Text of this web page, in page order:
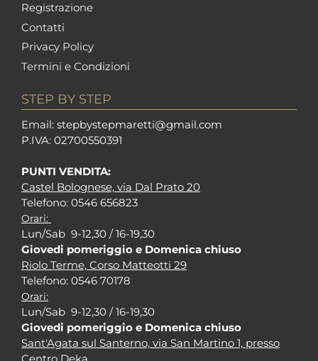
Registrazione
Contatti
Privacy Policy
Termini e Condizioni
STEP BY STEP
Email: stepbystepmaretti@gmail.com
P.IVA: 02700550391
PUNTI VENDITA:
Castel Bolognese, via Dal Prato 20
Telefono: 0546 656823
Orari:
Lun/Sab 9-12,30 / 16-19,30
Giovedi pomeriggio e Domenica chiuso
Riolo Terme, Corso Matteotti 29
Telefono: 0546 70178
Orari:
Lun/Sab 9-12,30 / 16-19,30
Giovedi pomeriggio e Domenica chiuso
Sant'Agata sul Santerno, via San Martino 1, presso